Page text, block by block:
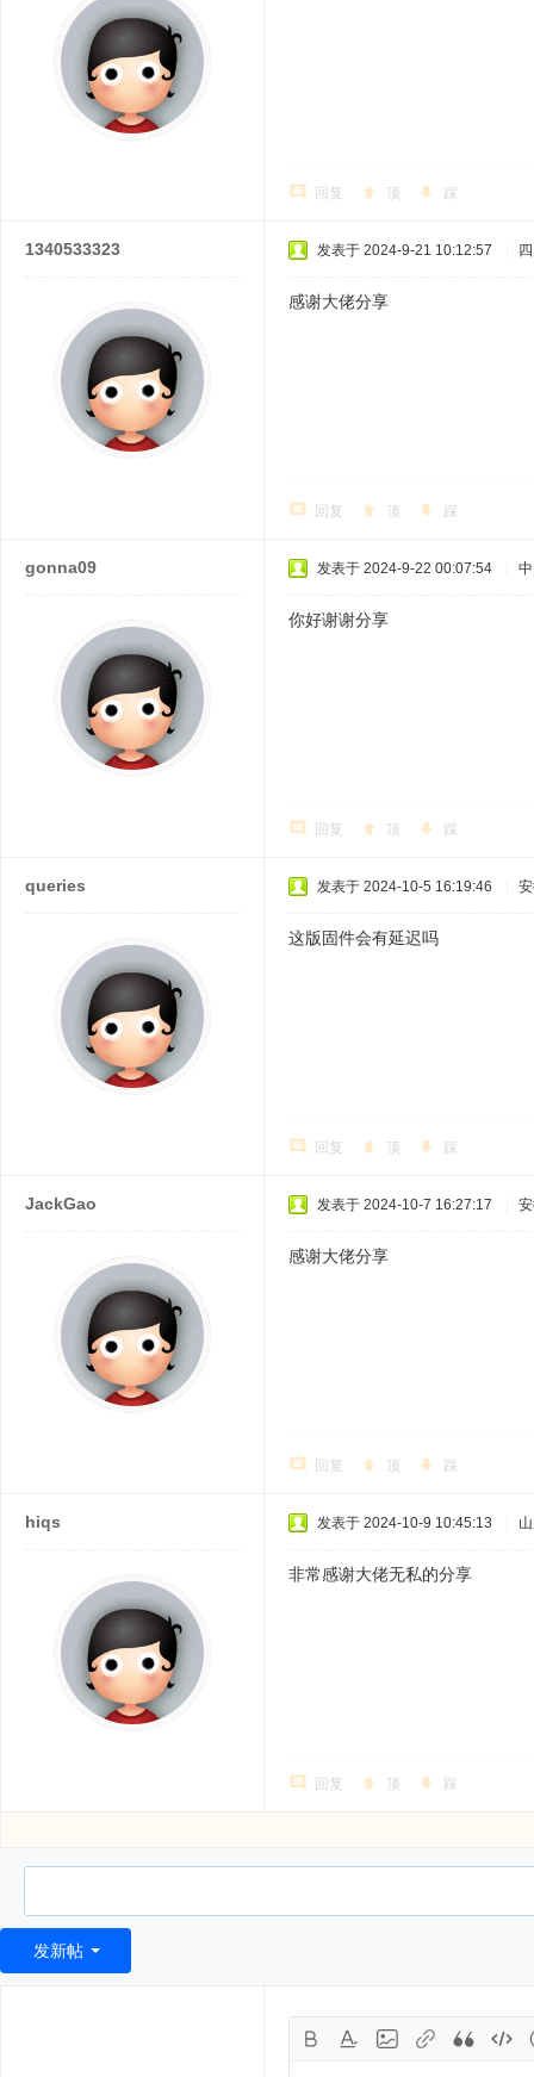
回复 顶 踩
1340533323 发表于 2024-9-21 10:12:57
感谢大佬分享
回复 顶 踩
gonna09 发表于 2024-9-22 00:07:54
你好谢谢分享
回复 顶 踩
queries 发表于 2024-10-5 16:19:46
这版固件会有延迟吗
回复 顶 踩
JackGao 发表于 2024-10-7 16:27:17
感谢大佬分享
回复 顶 踩
hiqs 发表于 2024-10-9 10:45:13
非常感谢大佬无私的分享
回复 顶 踩
发新帖